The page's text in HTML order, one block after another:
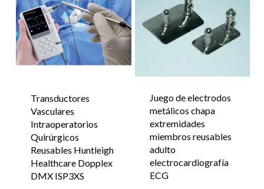
Transductores
Vasculares
Intraoperatorios
Quirúrgicos
Reusables Huntleigh
Healthcare Dopplex
DMX ISP3XS
Juego de electrodos
metálicos chapa
extremidades
miembros reusables
adulto
electrocardiografía
ECG